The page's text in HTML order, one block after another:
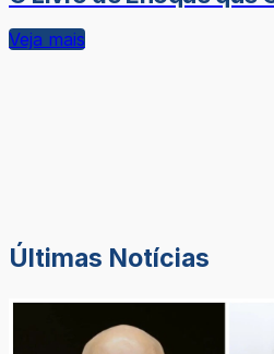
Veja mais
Últimas Notícias